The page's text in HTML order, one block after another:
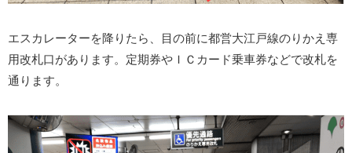
エスカレーターを降りたら、目の前に都営大江戸線のりかえ専
用改札口があります。定期券やＩＣカード乗車券などで改札を
通ります。